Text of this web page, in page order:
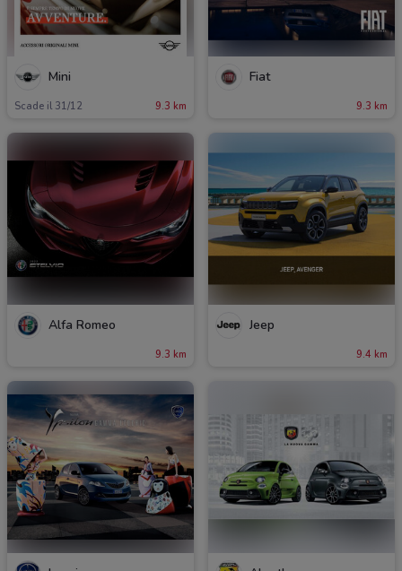
Mini
Scade il 31/12 9.3 km
Fiat
9.3 km
Alfa Romeo
9.3 km
Jeep
9.4 km